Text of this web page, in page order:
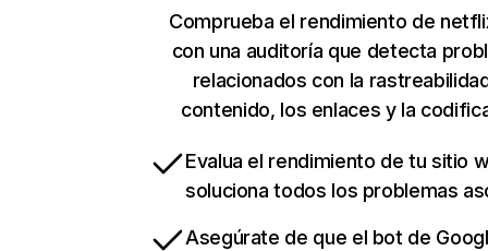
Comprueba el rendimiento de
con una auditoría que detecta
relacionados con la
contenido, los enlaces y la
Evalua el rendimiento de tu sitio
soluciona todos los problemas
Asegúrate de que el bot de